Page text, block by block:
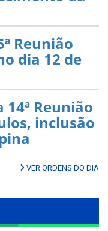
Reunião
dia 12 de
Reunião
inclusão
VER ORDENS DO DIA